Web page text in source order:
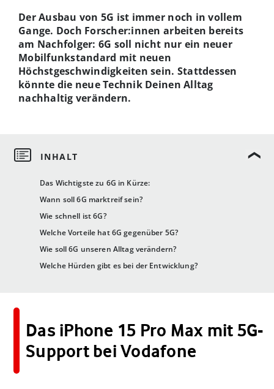
Das Wichtigste zu 6G in Kürze:
Wann soll 6G marktreif sein?
Wie schnell ist 6G?
Welche Vorteile hat 6G gegenüber 5G?
Wie soll 6G unseren Alltag verändern?
Welche Hürden gibt es bei der Entwicklung?
Der Ausbau von 5G ist immer noch in vollem
Gange. Doch Forscher:innen arbeiten bereits
am Nachfolger: 6G soll nicht nur ein neuer
Mobilfunkstandard mit neuen
Höchstgeschwindigkeiten sein. Stattdessen
könnte die neue Technik Deinen Alltag
nachhaltig verändern.
Das iPhone 15 Pro Max mit 5G-
Support bei Vodafone